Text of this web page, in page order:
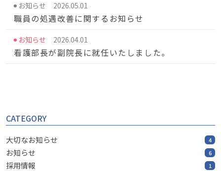
お知らせ 2026.05.01
職員の処遇改善に関するお知らせ
お知らせ 2026.04.01
看護部長が副院長に就任いたしました。
CATEGORY
大切なお知らせ 4
お知らせ 6
採用情報 1